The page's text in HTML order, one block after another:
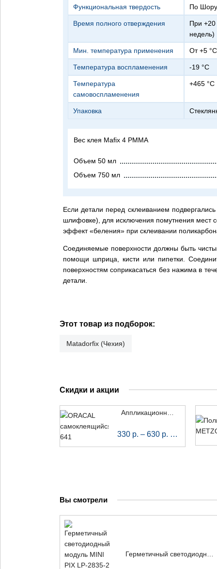
Функциональная твердость по
Время полного отверждения
при +20 °C, 50 % отн. влажности воздуха около 24 ч (испарение остаточных частей растворителя может длиться до 8
недель)
Мин. температура применения от +5 °C
Температура воспламенения -19 °C
Температура
самовоспламенения
+465 °C
Упаковка
Вес клея Mafix 4 PMMA
Объем 50 мл
Объем 750 мл
Если детали перед склеиванием
шлифовке), для исключения помутнения мест
эффект «беления» при склеивании
Соединяемые поверхности должны быть
помощи шприца, кисти или пипетки.
поверхностям соприкасаться без нажима в
детали.
Этот товар из подборок:
Matadorfix (Чехия)
Скидки и акции
330 р. – 630 р. за пог. м
Вы смотрели